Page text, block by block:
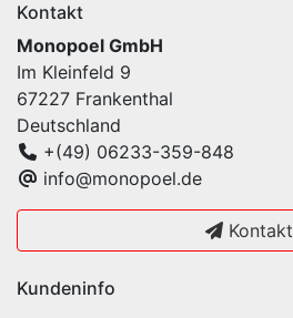
Kontakt
Monopoel GmbH
Im Kleinfeld 9
67227 Frankenthal
Deutschland
+(49) 06233-359-848
info@monopoel.de
Kontakt
Kundeninfo